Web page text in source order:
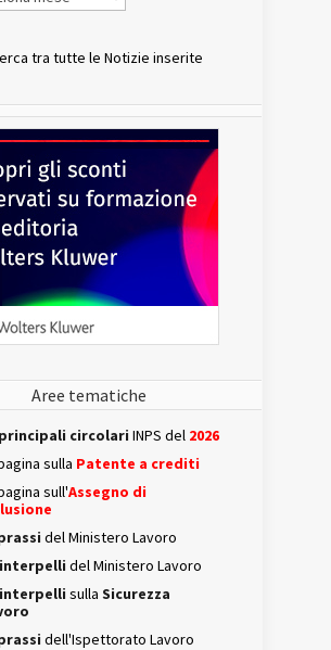
tra tutte le Notizie inserite
Aree tematiche
principali circolari INPS del 2026
sulla Patente a crediti
sull'Assegno di
del Ministero Lavoro
interpelli del Ministero Lavoro
interpelli sulla Sicurezza
dell'Ispettorato Lavoro